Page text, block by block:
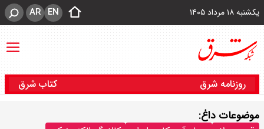
یکشنبه ۱۸ مرداد ۱۴۰۵ EN
AR
روزنامه شرق کتاب شرق
موضوعات داغ: